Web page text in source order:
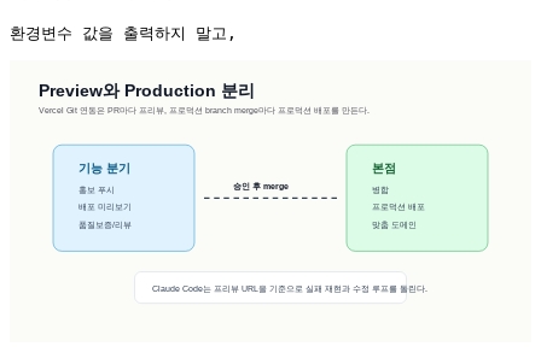
환경변수 값을 출력하지 말고,